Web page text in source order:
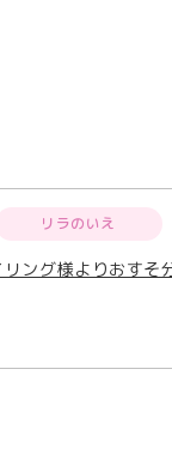
リラのいえ
ング様よりおすそ